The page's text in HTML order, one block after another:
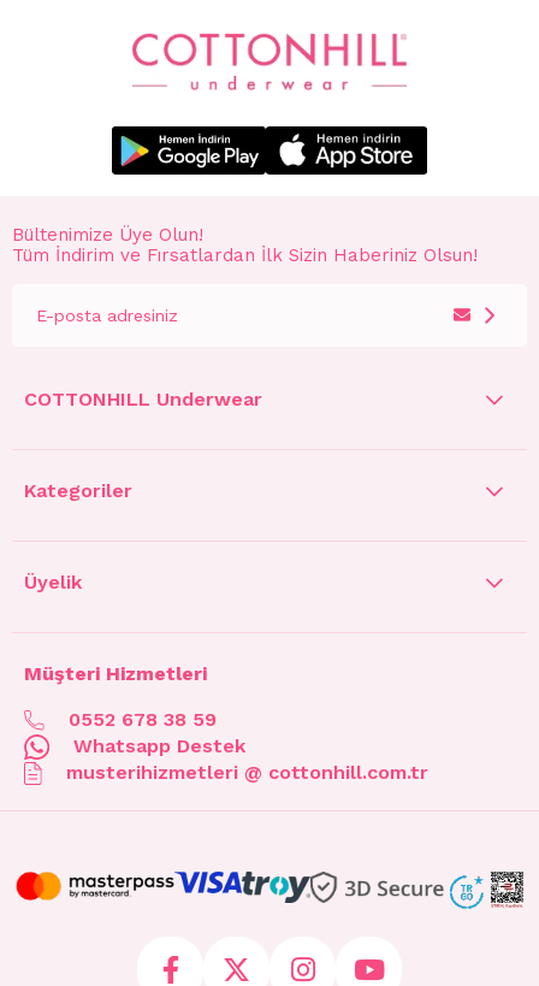
Bültenimize Üye Olun!
Tüm İndirim ve Fırsatlardan İlk Sizin Haberiniz Olsun!
COTTONHILL Underwear
Kategoriler
Üyelik
Müşteri Hizmetleri
0552 678 38 59
Whatsapp Destek
musterihizmetleri @ cottonhill.com.tr